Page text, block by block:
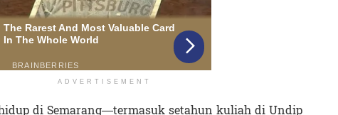
ADVERTISEMENT
di Semarang—termasuk setahun kuliah di Undip